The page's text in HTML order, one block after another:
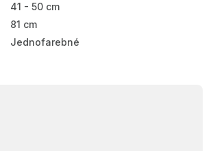
41 - 50 cm
81 cm
Jednofarebné